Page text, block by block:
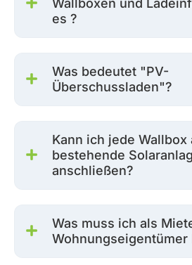
Wallboxen und
es ?
Was bedeutet "PV-
Überschussladen"?
Kann ich jede Wallbox
bestehende
anschließen?
Was muss ich als
Wohnungseigentümer